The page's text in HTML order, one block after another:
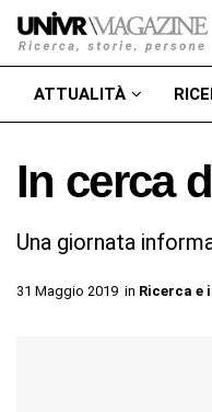
ATTUALITÀ
In cerca
Una giornata
31 Maggio 2019 in Ricerca e